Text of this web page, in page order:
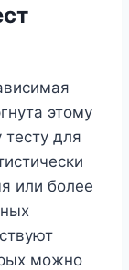
этому
для
или более
можно